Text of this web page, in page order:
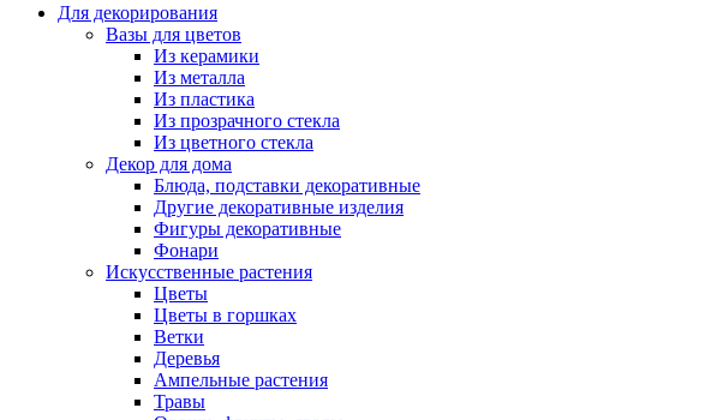
Для декорирования
Вазы для цветов
Из керамики
Из металла
Из пластика
Из прозрачного стекла
Из цветного стекла
Декор для дома
Блюда, подставки декоративные
Другие декоративные изделия
Фигуры декоративные
Фонари
Искусственные растения
Цветы
Цветы в горшках
Ветки
Деревья
Ампельные растения
Травы